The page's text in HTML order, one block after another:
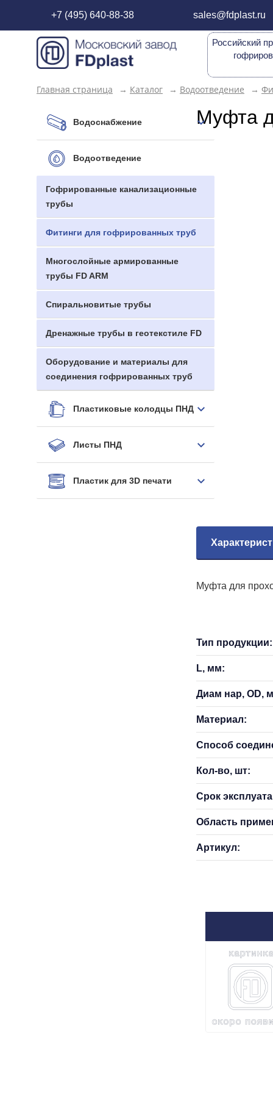
+7 (495) 640-88-38 sales@fdplast.ru
Российский
Главная страница → Каталог → Водоотведение →
Водоснабжение
Водоотведение
Гофрированные канализационные
трубы
Фитинги для гофрированных труб
Многослойные армированные
трубы FD ARM
Спиральновитые трубы
Дренажные трубы в геотекстиле FD
Оборудование и материалы для
соединения гофрированных труб
Пластиковые колодцы ПНД
Листы ПНД
Пластик для 3D печати
Муфта
Муфта для
Тип продукции:
L, мм:
Диам нар, OD,
Материал:
Способ
Кол-во, шт:
Срок
Область
Артикул: